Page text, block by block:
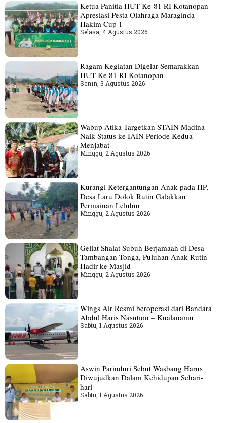
Ketua Panitia HUT Ke-81 RI Kotanopan
Apresiasi Pesta Olahraga Maraginda
Hakim Cup 1
Selasa, 4 Agustus 2026
Ragam Kegiatan Digelar Semarakkan
HUT Ke 81 RI Kotanopan
Senin, 3 Agustus 2026
Wabup Atika Targetkan STAIN Madina
Naik Status ke IAIN Periode Kedua
Menjabat
Minggu, 2 Agustus 2026
Kurangi Ketergantungan Anak pada HP,
Desa Laru Dolok Rutin Galakkan
Permainan Leluhur
Minggu, 2 Agustus 2026
Geliat Shalat Subuh Berjamaah di Desa
Tambangan Tonga, Puluhan Anak Rutin
Hadir ke Masjid
Minggu, 2 Agustus 2026
Wings Air Resmi beroperasi dari Bandara
Abdul Haris Nasution – Kualanamu
Sabtu, 1 Agustus 2026
Aswin Parinduri Sebut Wasbang Harus
Diwujudkan Dalam Kehidupan Sehari-
hari
Sabtu, 1 Agustus 2026